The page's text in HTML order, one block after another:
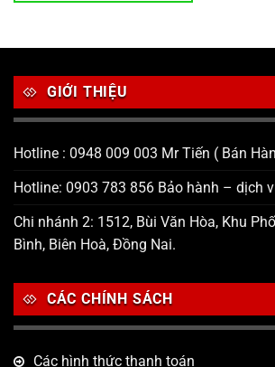
GIỚI THIỆU
Hotline : 0948 009 003 Mr Tiến ( Bán
Hotline: 0903 783 856 Bảo hành – dịch
Chi nhánh 2: 1512, Bùi Văn Hòa, Khu
Bình, Biên Hoà, Đồng Nai.
CÁC CHÍNH SÁCH
Các hình thức thanh toán